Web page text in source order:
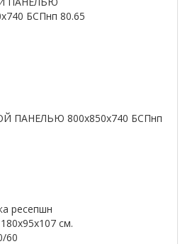
ПАНЕЛЬЮ 800х850х740 БСПнп